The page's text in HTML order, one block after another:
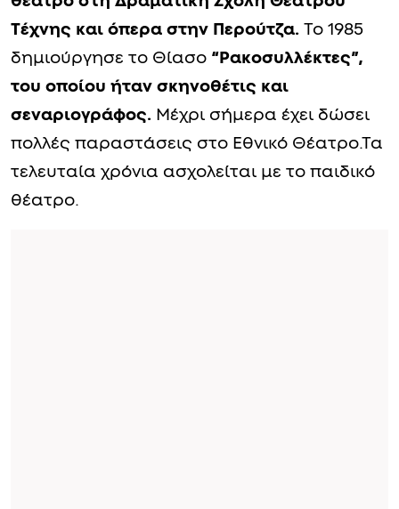
Τέχνης και όπερα στην Περούτζα. Το 1985
δημιούργησε το Θίασο “Ρακοσυλλέκτες”,
του οποίου ήταν σκηνοθέτις και
σεναριογράφος. Μέχρι σήμερα έχει δώσει
πολλές παραστάσεις στο Εθνικό Θέατρο.Τα
τελευταία χρόνια ασχολείται με το παιδικό
θέατρο.